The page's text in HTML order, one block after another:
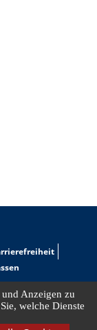
Anzeigen zu
welche Dienste